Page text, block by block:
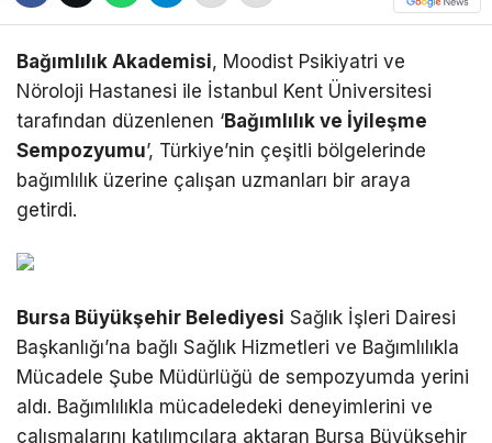
Bağımlılık Akademisi, Moodist Psikiyatri ve
Nöroloji Hastanesi ile İstanbul Kent Üniversitesi
tarafından düzenlenen ‘Bağımlılık ve İyileşme
Sempozyumu’, Türkiye’nin çeşitli bölgelerinde
bağımlılık üzerine çalışan uzmanları bir araya
getirdi.
Bursa Büyükşehir Belediyesi Sağlık İşleri Dairesi
Başkanlığı’na bağlı Sağlık Hizmetleri ve Bağımlılıkla
Mücadele Şube Müdürlüğü de sempozyumda yerini
aldı. Bağımlılıkla mücadeledeki deneyimlerini ve
çalışmalarını katılımcılara aktaran Bursa Büyükşehir